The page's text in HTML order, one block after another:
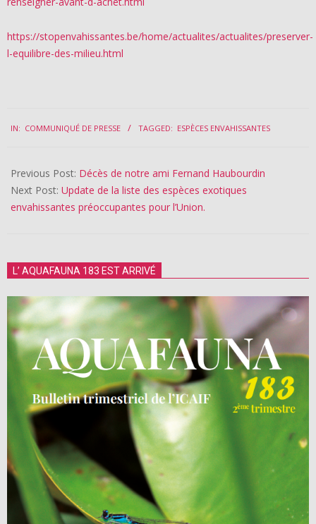
https://stopenvahissantes.be/home/actualites/actualites/preserver-
l-equilibre-des-milieu.html
06-
IN: COMMUNIQUÉ DE PRESSE TAGGED: ESPÈCES ENVAHISSANTES
Previous Post: Décès de notre ami Fernand Haubourdin
Next Post: Update de la liste des espèces exotiques
envahissantes préoccupantes pour l’Union.
L’ AQUAFAUNA 183 EST ARRIVÉ